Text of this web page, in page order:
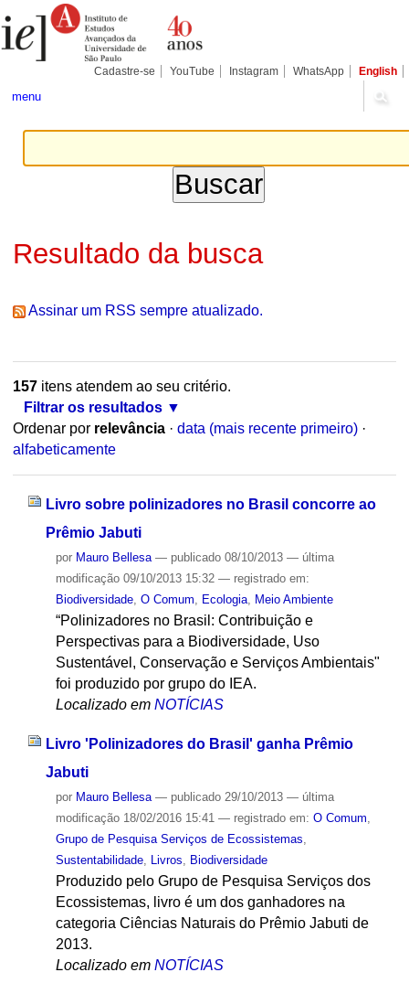
para
conteúdo.
Pessoais
Cadastre-se YouTube Instagram WhatsApp English
menu
Resultado da busca
Assinar um RSS sempre atualizado.
157itens atendem ao seu critério.
Filtrar os resultados
Ordenar por relevância · data (mais recente primeiro) ·
alfabeticamente
Livro sobre polinizadores no Brasil concorre ao
Prêmio Jabuti
por Mauro Bellesa — publicado08/10/2013 — última
modificação09/10/2013 15:32 — registrado em:
Biodiversidade, O Comum Ecologia, Meio Ambiente
“Polinizadores no Brasil: Contribuição e
Perspectivas para a Biodiversidade, Uso
Sustentável, Conservação e Serviços Ambientais"
foi produzido por grupo do IEA.
Localizado em NOTÍCIAS
Livro 'Polinizadores do Brasil' ganha Prêmio
Jabuti
por Mauro Bellesa — publicado29/10/2013 — última
modificação18/02/2016 15:41 — registrado em: O Comum
Grupo de Pesquisa Serviços de Ecossistemas
Sustentabilidade, Livros Biodiversidade
Produzido pelo Grupo de Pesquisa Serviços dos
Ecossistemas, livro é um dos ganhadores na
categoria Ciências Naturais do Prêmio Jabuti de
2013.
Localizado em NOTÍCIAS